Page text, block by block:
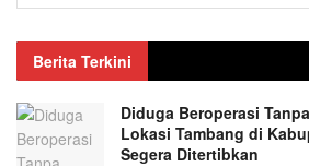
Berita Terkini
Diduga Beroperasi
Lokasi Tambang di
Segera Ditertibkan